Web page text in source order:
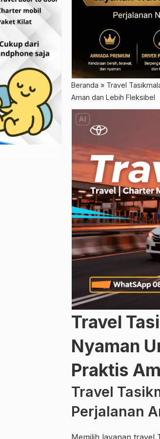
Beranda » Travel
Aman dan Lebih Fleksibel
Travel
Nyaman
Praktis
Travel
Perjalanan